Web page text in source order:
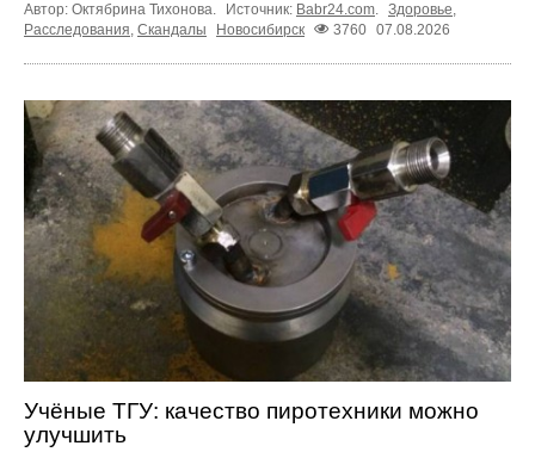
Автор: Октябрина Тихонова. Источник: Babr24.com Здоровье
Расследования Скандалы Новосибирск 3760 07.08.2026
Учёные ТГУ: качество пиротехники можно
улучшить